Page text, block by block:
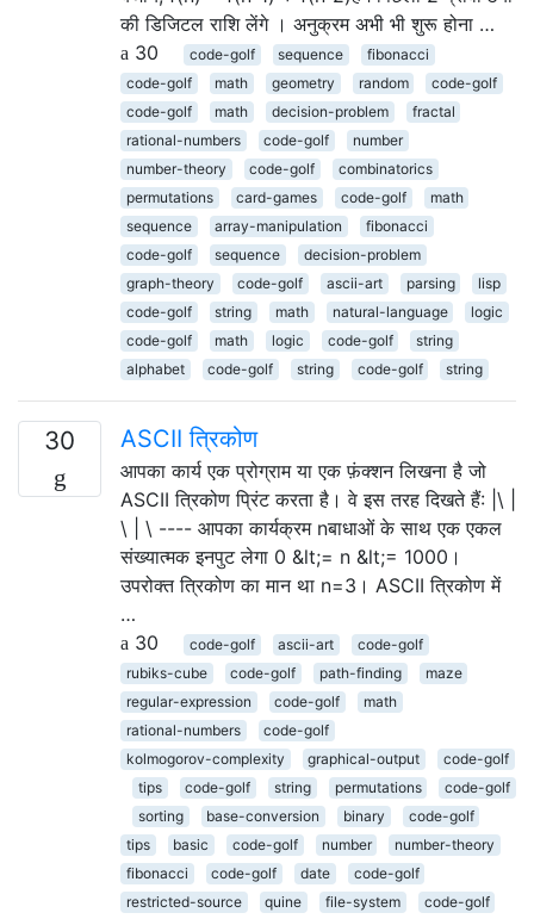
की डिजिटल राशि लेंगे । अनुक्रम अभी भी शुरू होना …
30
code-golf sequence
fibonacci
code-golf
math geometry random
code-golf
code-golf
math decision-problem
fractal
rational-numbers
code-golf
number
number-theory
code-golf
combinatorics
permutations
card-games code-golf
math
sequence
array-manipulation
fibonacci
code-golf
sequence
decision-problem
graph-theory
code-golf ascii-art parsing
lisp
code-golf
string math natural-language
logic
code-golf
math logic code-golf
string
alphabet
code-golf string code-golf string
30 ASCII त्रिकोण
आपका कार्य एक प्रोग्राम या एक फ़ंक्शन लिखना है जो
ASCII त्रिकोण प्रिंट करता है। वे इस तरह दिखते हैं: |\ |
\ | \ ---- आपका कार्यक्रम nबाधाओं के साथ एक एकल
संख्यात्मक इनपुट लेगा 0 &lt;= n &lt;= 1000।
उपरोक्त त्रिकोण का मान था n=3। ASCII त्रिकोण में
…
30
code-golf ascii-art
code-golf
rubiks-cube
code-golf path-finding
maze
regular-expression
code-golf
math
rational-numbers
code-golf
kolmogorov-complexity
graphical-output
code-golf
tips
code-golf string permutations
code-golf
sorting
base-conversion binary
code-golf
tips
basic code-golf number
number-theory
fibonacci
code-golf date
code-golf
restricted-source
quine file-system
code-golf